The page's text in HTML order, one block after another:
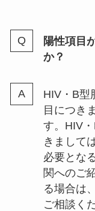
陽性項目
か？
HIV・B型
目につき
す。HIV
きまして
必要とな
関へのご
る場合は
ご相談く